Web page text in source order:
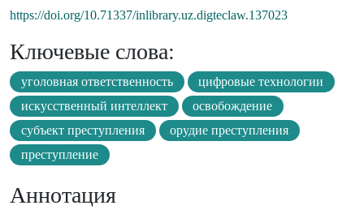
https://doi.org/10.71337/inlibrary.uz.digteclaw.137023
Ключевые слова:
уголовная ответственность
цифровые технологии
искусственный интеллект
освобождение
субъект преступления
орудие преступления
преступление
Аннотация